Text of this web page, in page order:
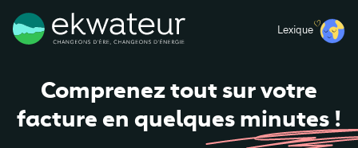
Lexique
Compreneztout survotre
facture en quelques minutes !